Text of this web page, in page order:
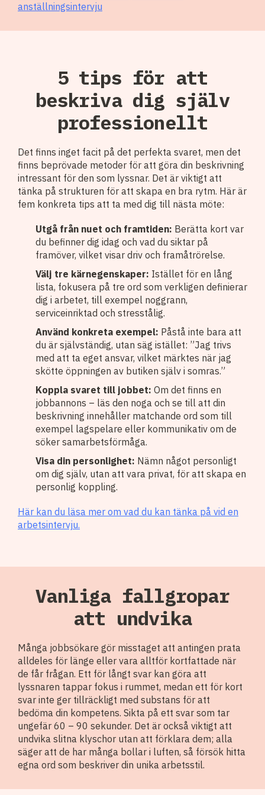
anställningsintervju
5 tips för att
beskriva dig själv
professionellt
Det finns inget facit på det perfekta svaret, men det
finns beprövade metoder för att göra din beskrivning
intressant för den som lyssnar. Det är viktigt att
tänka på strukturen för att skapa en bra rytm. Här är
fem konkreta tips att ta med dig till nästa möte:
Utgå från nuet och framtiden: Berätta kort var
du befinner dig idag och vad du siktar på
framöver, vilket visar driv och framåtrörelse.
Välj tre kärnegenskaper: Istället för en lång
lista, fokusera på tre ord som verkligen definierar
dig i arbetet, till exempel noggrann,
serviceinriktad och stresstålig.
Använd konkreta exempel: Påstå inte bara att
du är självständig, utan säg istället: ”Jag trivs
med att ta eget ansvar, vilket märktes när jag
skötte öppningen av butiken själv i somras.”
Koppla svaret till jobbet: Om det finns en
jobbannons – läs den noga och se till att din
beskrivning innehåller matchande ord som till
exempel lagspelare eller kommunikativ om de
söker samarbetsförmåga.
Visa din personlighet: Nämn något personligt
om dig själv, utan att vara privat, för att skapa en
personlig koppling.
Här kan du läsa mer om vad du kan tänka på vid en
arbetsintervju.
Vanliga fallgropar
att undvika
Många jobbsökare gör misstaget att antingen prata
alldeles för länge eller vara alltför kortfattade när
de får frågan. Ett för långt svar kan göra att
lyssnaren tappar fokus i rummet, medan ett för kort
svar inte ger tillräckligt med substans för att
bedöma din kompetens. Sikta på ett svar som tar
ungefär 60 – 90 sekunder. Det är också viktigt att
undvika slitna klyschor utan att förklara dem; alla
säger att de har många bollar i luften, så försök hitta
egna ord som beskriver din unika arbetsstil.